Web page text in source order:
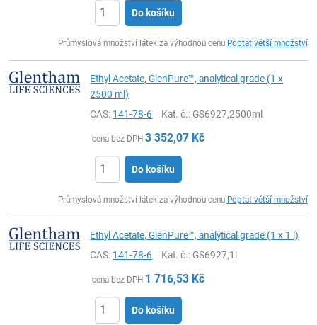
Do košíku
Průmyslová množství látek za výhodnou cenu Poptat větší množství
Ethyl Acetate, GlenPure™, analytical grade (1 x
2500 ml)
CAS: 141-78-6 Kat. č.: GS6927,2500ml
cena bez DPH 3 352,07 Kč
Do košíku
Průmyslová množství látek za výhodnou cenu Poptat větší množství
Ethyl Acetate, GlenPure™, analytical grade (1 x 1 l)
CAS: 141-78-6 Kat. č.: GS6927,1l
cena bez DPH 1 716,53 Kč
Do košíku